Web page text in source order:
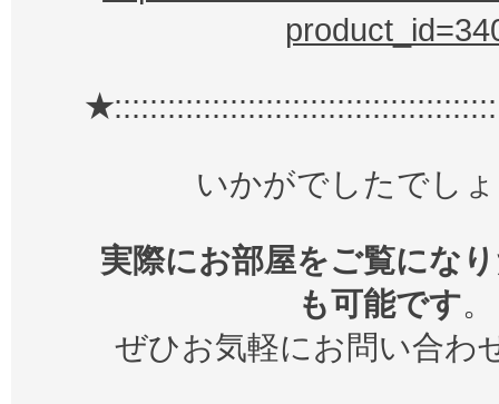
★
いかがでしたでし
実際にお部屋をご覧にな
も可能です。
ぜひお気軽にお問い合わ